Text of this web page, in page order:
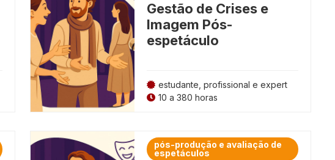
Gestão de Crises e
Imagem Pós-
espetáculo
estudante, profissional e expert
10 a 380 horas
pós-produção e avaliação de
espetáculos